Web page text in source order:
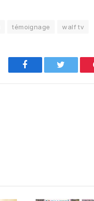
témoignage walf tv
Facebook